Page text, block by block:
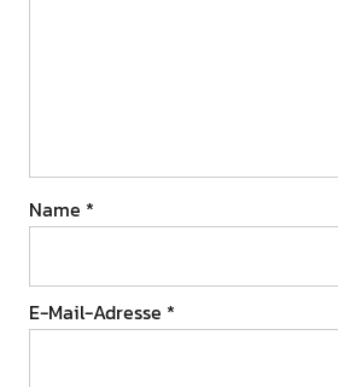
Name *
E-Mail-Adresse *